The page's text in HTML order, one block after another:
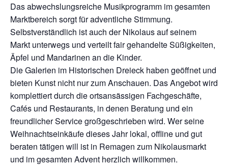
Das abwechslungsreiche Musikprogramm im gesamten
Marktbereich sorgt für adventliche Stimmung.
Selbstverständlich ist auch der Nikolaus auf seinem
Markt unterwegs und verteilt fair gehandelte Süßigkeiten,
Äpfel und Mandarinen an die Kinder.
Die Galerien im Historischen Dreieck haben geöffnet und
bieten Kunst nicht nur zum Anschauen. Das Angebot wird
komplettiert durch die ortsansässigen Fachgeschäfte,
Cafés und Restaurants, in denen Beratung und ein
freundlicher Service großgeschrieben wird. Wer seine
Weihnachtseinkäufe dieses Jahr lokal, offline und gut
beraten tätigen will ist in Remagen zum Nikolausmarkt
und im gesamten Advent herzlich willkommen.